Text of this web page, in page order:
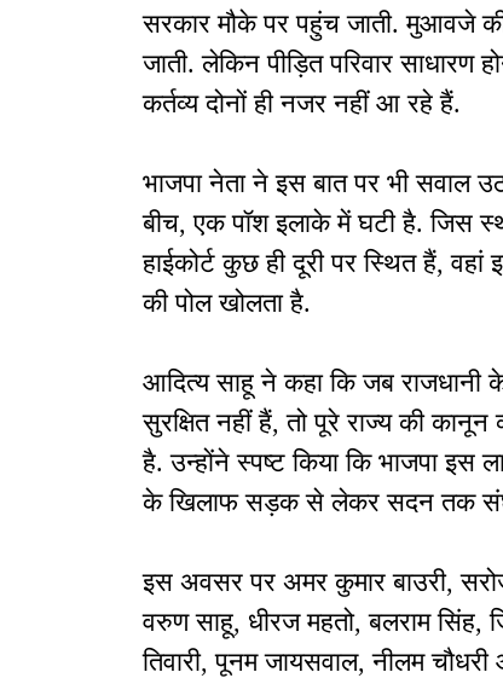
सरकार मौके पर पहुंच जाती. मुआवजे
जाती. लेकिन पीड़ित परिवार
कर्तव्य दोनों ही नजर नहीं आ रहे हैं.
भाजपा नेता ने इस बात पर भी सवाल
बीच, एक पॉश इलाके में घटी है. जिस
हाईकोर्ट कुछ ही दूरी पर स्थित हैं,
की पोल खोलता है.
आदित्य साहू ने कहा कि जब राजधानी
सुरक्षित नहीं हैं, तो पूरे राज्य की
है. उन्होंने स्पष्ट किया कि भाजपा इस
के खिलाफ सड़क से लेकर सदन तक
इस अवसर पर अमर कुमार बाउरी,
वरुण साहू, धीरज महतो, बलराम सिंह,
तिवारी, पूनम जायसवाल, नीलम